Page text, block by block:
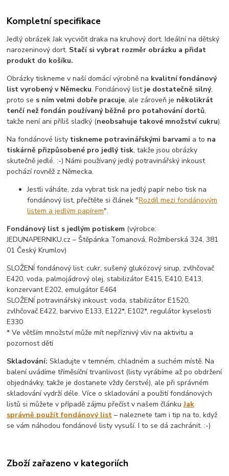
Kompletní specifikace
Jedlý obrázek Jak vycvičit draka na kruhový dort. Ideální na dětský
narozeninový dort. Stačí si vybrat rozměr obrázku a přidat
produkt do košíku.
Obrázky tiskneme v naší domácí výrobně na kvalitní fondánový
list vyrobený v Německu. Fondánový list je dostatečně silný,
proto se s ním velmi dobře pracuje, ale zároveň je několikrát
tenčí než fondán používaný běžně pro potahování dortů,
takže není ani příliš sladký (neobsahuje takové množství cukru).
Na fondánové listy tiskneme potravinářskými barvami a to na
tiskárně přizpůsobené pro jedlý tisk, takže jsou obrázky
skutečně jedlé. :-) Námi používaný jedlý potravinářský inkoust
pochází rovněž z Německa.
Jestli váháte, zda vybrat tisk na jedlý papír nebo tisk na
fondánový list, přečtěte si článek "Rozdíl mezi fondánovým
listem a jedlým papírem".
Fondánový list s jedlým potiskem (výrobce:
JEDUNAPERNIKU.cz – Štěpánka Tomanová, Rožmberská 324, 381
01 Český Krumlov)
SLOŽENÍ fondánový list: cukr, sušený glukózový sirup, zvlhčovač
E420, voda, palmojádrový olej, stabilizátor E415, E410, E413,
konzervant E202, emulgátor E464
SLOŽENÍ potravinářský inkoust: voda, stabilizátor E1520,
zvlhčovač E422, barvivo E133, E122*, E102*, regulátor kyselosti
E330
* Ve větším množství může mít nepříznivý vliv na aktivitu a
pozornost dětí
Skladování: Skladujte v temném, chladném a suchém místě. Na
balení uvádíme tříměsíční trvanlivost (listy vyrábíme až po obdržení
objednávky, takže je dostanete vždy čerstvé), ale při správném
skladování vydrží déle. Více o skladování a použití fondánových
listů si můžete v případě zájmu přečíst v našem článkuJak
správně použít fondánový list – naleznete tam i tip na to, když
se vám náhodou fondánové listy vysuší. I to se dá zachránit. :-)
Zboží zařazeno v kategoriích